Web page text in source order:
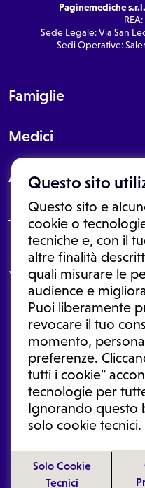
Questo sito
Questo sito e
cookie o
tecniche e, con il
altre finalità
quali misurare le
audience e
Puoi liberamente
revocare il tuo
momento,
preferenze.
tutti i cookie"
tecnologie per
Ignorando questo
solo cookie tecnici.
Solo Cookie
Tecnici
Paginemediche
Sede Legale: Via San
Sedi Operative:
Famiglie
Medici
About
Le informazioni proposte in
In nessun caso, queste
visita o una diagnosi formulata
le informazioni disponibili
una diagnosi, la
sospensione di un farmaco
medicina
Condizioni di utilizzo|
Ⓒ 2026 |